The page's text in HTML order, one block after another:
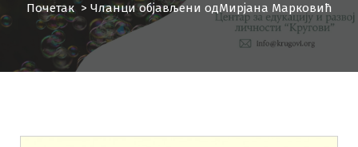
ж
Почетак> Чланци објављени одМирјана Марковић